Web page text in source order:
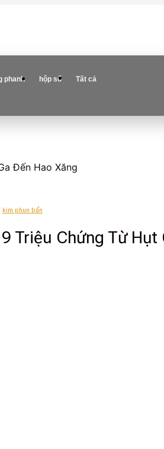
phanh hộp số Tất cả
Đến Hao Xăng
kim phun bẩn
Triệu Chứng Từ